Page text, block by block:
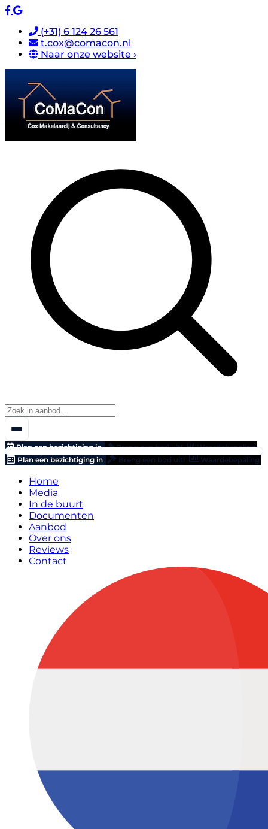
(+31) 6 124 26 561
t.cox@comacon.nl
Naar onze website ›
Plan een bezichtiging in Breng een bod uit!
Waardebepaling
Plan een bezichtiging in
Breng een bod uit! Waardebepaling
Home
Media
In de buurt
Documenten
Aanbod
Over ons
Reviews
Contact